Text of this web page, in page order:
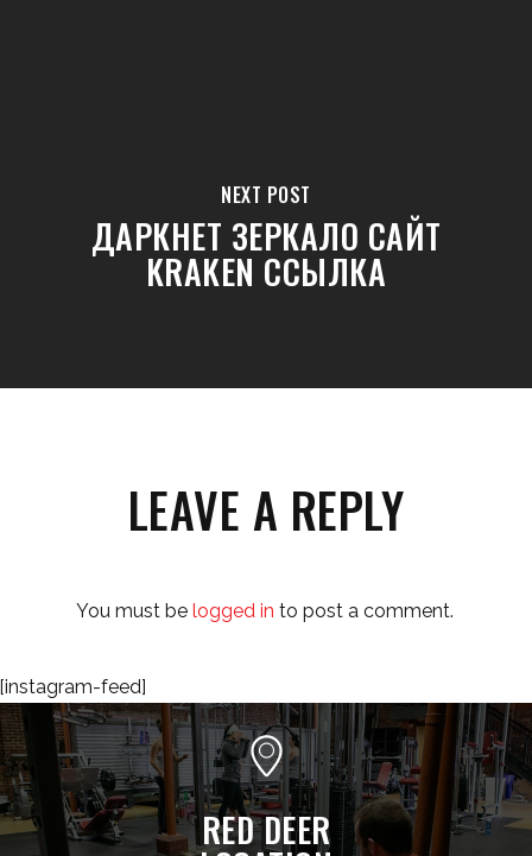
NEXT POST
ДАРКНЕТ ЗЕРКАЛО САЙТ
KRAKEN ССЫЛКА
LEAVE A REPLY
You must be logged in to post a comment.
[instagram-feed]
RED DEER